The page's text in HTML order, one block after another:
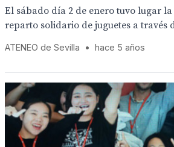
El sábado día 2 de enero tuvo lugar
reparto solidario de juguetes a través
ATENEO de Sevilla • hace 5 años